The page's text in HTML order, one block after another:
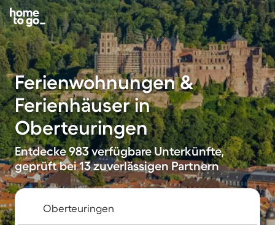
Ferienwohnungen &
Ferienhäuser in
Oberteuringen
Entdecke 983 verfügbare Unterkünfte,
geprüft bei 13 zuverlässigen Partnern